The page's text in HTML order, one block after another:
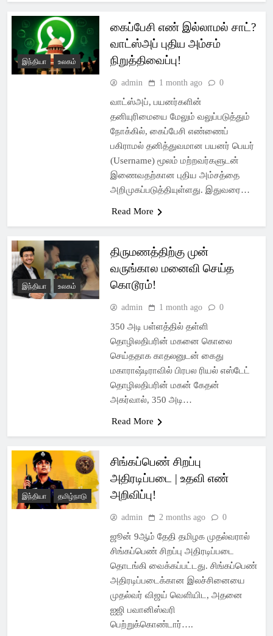
இந்தியா உலகம்
கைப்பேசி எண் இல்லாமல் சாட்?
வாட்ஸ்அப் புதிய அம்சம்
நிறுத்திவைப்பு!
admin 1 month ago 0
வாட்ஸ்அப், பயனர்களின்
தனியுரிமையை மேலும் வலுப்படுத்தும்
நோக்கில், கைப்பேசி எண்ணைப்
பகிராமல் தனித்துவமான பயனர் பெயர்
(Username) மூலம் மற்றவர்களுடன்
இணைவதற்கான புதிய அம்சத்தை
அறிமுகப்படுத்தியுள்ளது. இதுவரை…
Read More
இந்தியா உலகம்
திருமணத்திற்கு முன்
வருங்கால மனைவி செய்த
கொடூரம்!
admin 1 month ago 0
350 அடி பள்ளத்தில் தள்ளி
தொழிலதிபரின் மகனை கொலை
செய்ததாக காதலனுடன் கைது
மகாராஷ்டிராவில் பிரபல ரியல் எஸ்டேட்
தொழிலதிபரின் மகன் கேதன்
அகர்வால், 350 அடி…
Read More
இந்தியா தமிழ்நாடு
சிங்கப்பெண் சிறப்பு
அதிரடிப்படை | உதவி எண்
அறிவிப்பு!
admin 2 months ago 0
ஜூன் 9ஆம் தேதி தமிழக முதல்வரால்
சிங்கப்பெண் சிறப்பு அதிரடிப்படை
தொடங்கி வைக்கப்பட்டது. சிங்கப்பெண்
அதிரடிப்படைக்கான இலச்சினையை
முதல்வர் விஜய் வெளியிட, அதனை
ஐஜி பவானிஸ்வரி
பெற்றுக்கொண்டார்….